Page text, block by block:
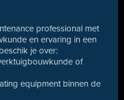
professional met
en ervaring in een
je over:
of
equipment binnen de